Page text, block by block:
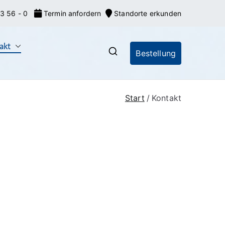
56 - 0 Termin anfordern Standorte erkunden
Markeneroberer
(EU-Marken) und IR-Marken
Markenrecherchen
Bestellung
Start Kontakt